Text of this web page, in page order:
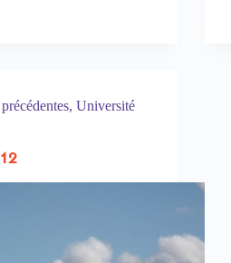
,Université